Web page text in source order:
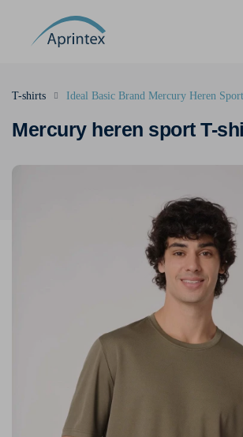
Mercury heren sport T-
T-shirts Ideal Basic Brand Mercury Heren